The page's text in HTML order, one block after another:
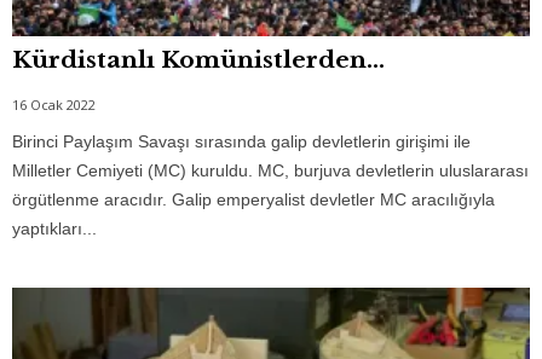
Kürdistanlı Komünistlerden…
16 Ocak 2022
Birinci Paylaşım Savaşı sırasında galip devletlerin girişimi ile
Milletler Cemiyeti (MC) kuruldu. MC, burjuva devletlerin uluslararası
örgütlenme aracıdır. Galip emperyalist devletler MC aracılığıyla
yaptıkları...